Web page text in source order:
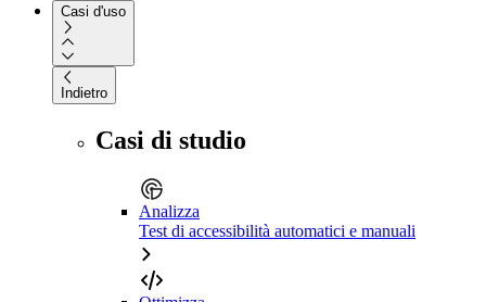
Casi d'uso
Indietro
Casi di studio
Analizza
Test di accessibilità automatici e manuali